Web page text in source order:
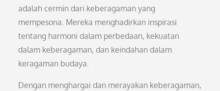
adalah cermin dari keberagaman yang
mempesona. Mereka menghadirkan inspirasi
tentang harmoni dalam perbedaan, kekuatan
dalam keberagaman, dan keindahan dalam
keragaman budaya.
Dengan menghargai dan merayakan keberagaman,